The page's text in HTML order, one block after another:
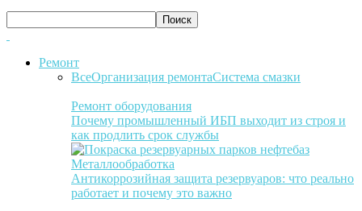
Ремонт
ВсеОрганизация ремонтаСистема смазки
Ремонт оборудования
Почему промышленный ИБП выходит из строя и
как продлить срок службы
Металлообработка
Антикоррозийная защита резервуаров: что реально
работает и почему это важно